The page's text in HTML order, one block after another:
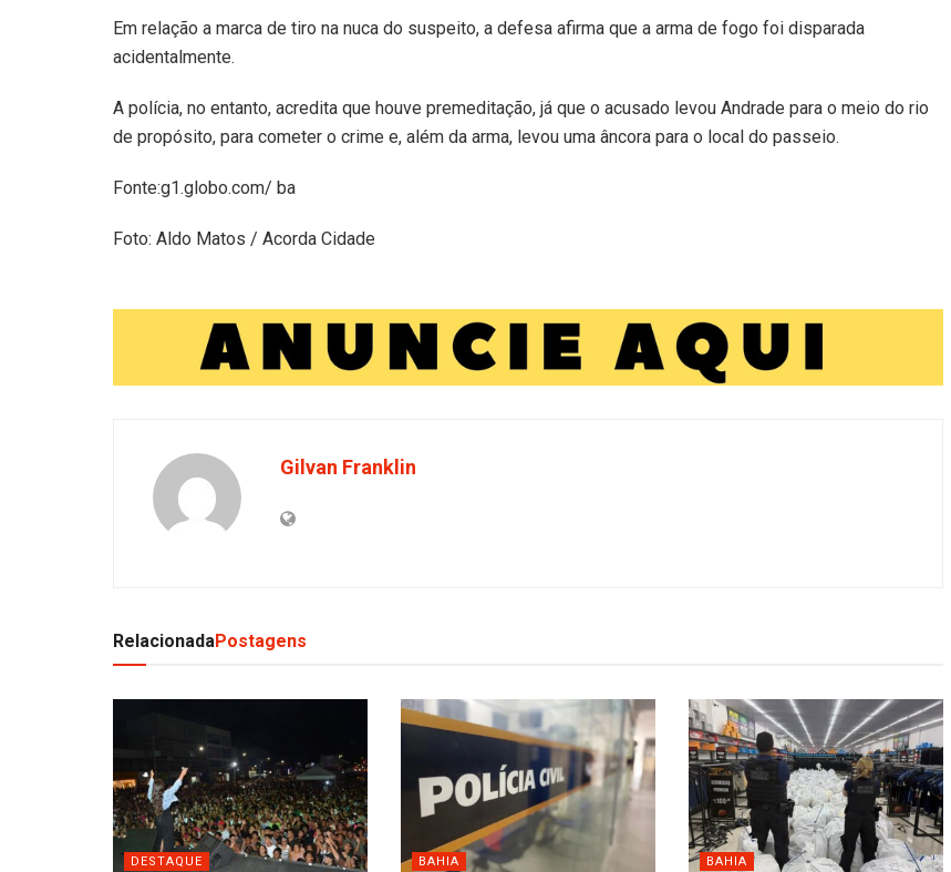
Em relação a marca de tiro na nuca do suspeito, a defesa afirma que a arma de fogo foi disparada
acidentalmente.
A polícia, no entanto, acredita que houve premeditação, já que o acusado levou Andrade para o meio do rio
de propósito, para cometer o crime e, além da arma, levou uma âncora para o local do passeio.
Fonte:g1.globo.com/ ba
Foto: Aldo Matos / Acorda Cidade
Gilvan Franklin
RelacionadaPostagens
DESTAQUE BAHIA BAHIA